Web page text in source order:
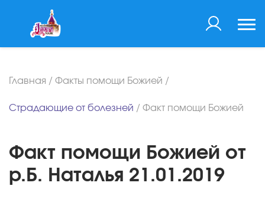
Главная / Факты помощи Божией /
Страдающие от болезней / Факт помощи Божией
Факт помощи Божией от
р.Б. Наталья 21.01.2019